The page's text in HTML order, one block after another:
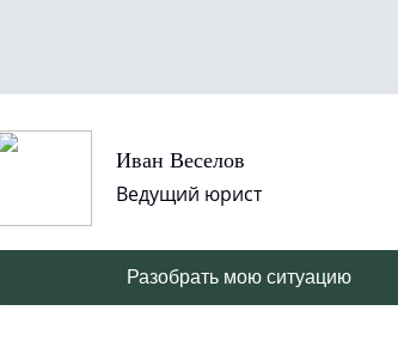
Иван Веселов
Ведущий юрист
Разобрать мою ситуацию